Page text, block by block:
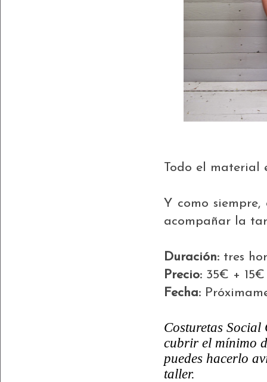
Todo el material
Y como
acompañar la
Duración: tres
Precio: 35€ +
Fecha:
Costuretas
cubrir el mínimo
puedes hacerlo
taller.